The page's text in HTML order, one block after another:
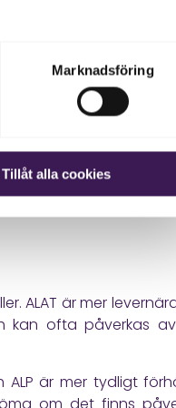
Marknadsföring
Tillåt alla cookies
kan komma från
än om ALP är förhöjt
tillstånd.
hjälper läkaren att
ALAT är mer
kan ofta påverkas
ALP är mer tydligt
om det finns